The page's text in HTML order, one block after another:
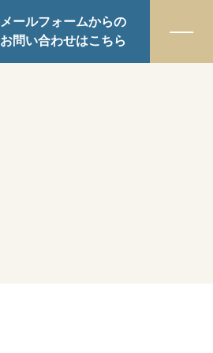
メールフォームからの
お問い合わせはこちら